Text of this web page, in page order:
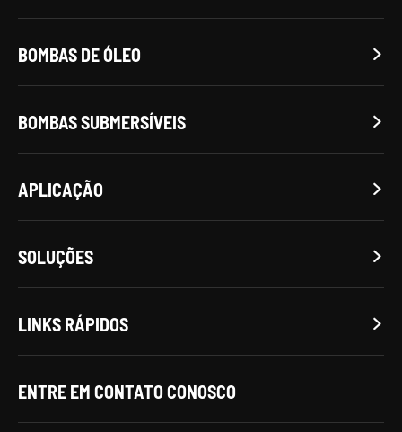
BOMBAS DE ÓLEO 
BOMBAS SUBMERSÍVEIS 
APLICAÇÃO 
SOLUÇÕES 
LINKS RÁPIDOS 
ENTRE EM CONTATO CONOSCO